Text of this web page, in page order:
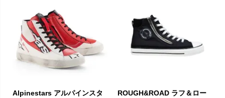
Alpinestars アルパインスタ
ROUGH&ROAD ラフ＆ロー